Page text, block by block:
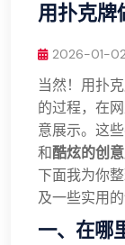
用扑克牌
2026-01-02
当然！用扑
的过程，在
意展示。这
和酷炫的创
下面我为你
及一些实用的
一、在哪